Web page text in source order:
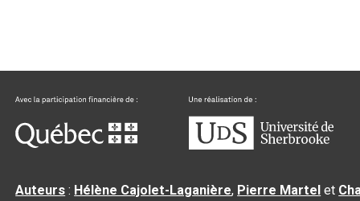
Auteurs : Hélène Cajolet-Laganière, Pierre Martel et